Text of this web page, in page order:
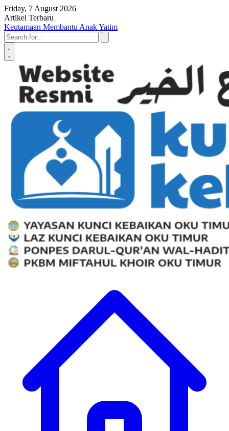
Skip to content
Friday, 7 August 2026
Artikel Terbaru
Penyerahan SK LAZ Kunci Kebaikan OKU Timur, Tonggak Baru
Penguatan Pelayanan Umat